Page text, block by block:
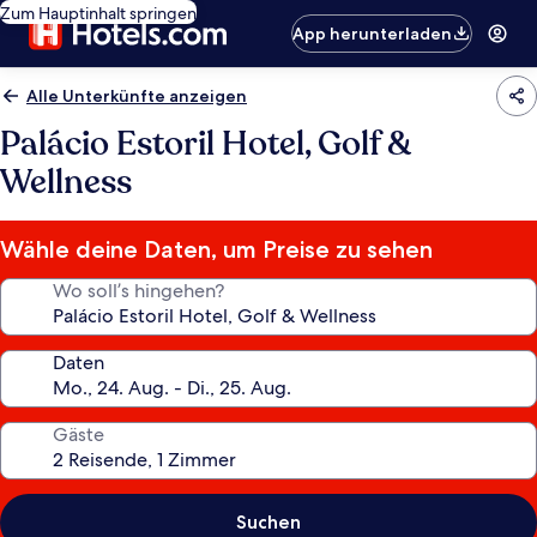
Zum Hauptinhalt springen
App herunterladen
Alle Unterkünfte anzeigen
Palácio Estoril Hotel, Golf &
Wellness
Wähle deine Daten, um Preise zu sehen
Wo soll’s hingehen?
Daten
Gäste
Suchen